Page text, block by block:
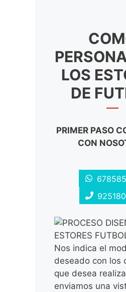
LOS
DE
PRIMER PASO
CON
Nos indica el
deseado con los
que desea
enviamos una